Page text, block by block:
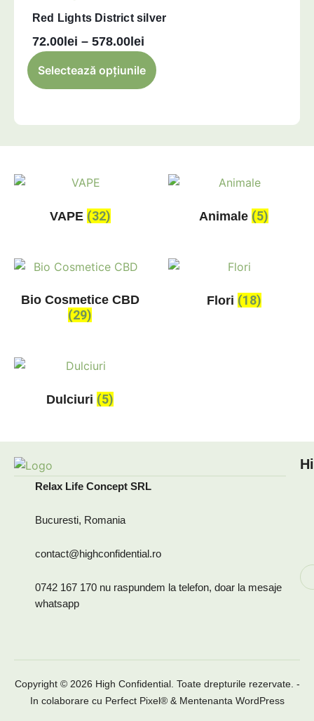
Red Lights District silver
72.00 lei – 578.00 lei
Selectează opțiunile
VAPE (32) Animale (5)
Bio Cosmetice CBD
(29)
Flori (18)
Dulciuri (5)
Relax Life Concept SRL
Bucuresti, Romania
contact@highconfidential.ro
0742 167 170 nu raspundem la telefon, doar la mesaje
whatsapp
Copyright © 2026 High Confidential. Toate drepturile rezervate. -
In colaborare cu Perfect Pixel®& Mentenanta WordPress